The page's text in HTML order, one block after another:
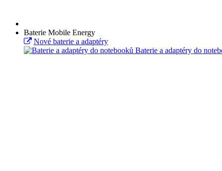
Baterie Mobile Energy
Nové baterie a adaptéry
Baterie a adaptéry do